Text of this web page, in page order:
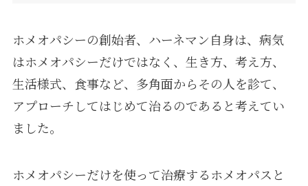
ホメオパシーの創始者、ハーネマン自身は、病気
はホメオパシーだけではなく、生き方、考え方、
生活様式、食事など、多角面からその人を診て、
アプローチしてはじめて治るのであると考えてい
ました。
ホメオパシーだけを使って治療するホメオパスと